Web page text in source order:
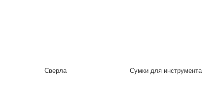
Сверла Сумки для инструмента